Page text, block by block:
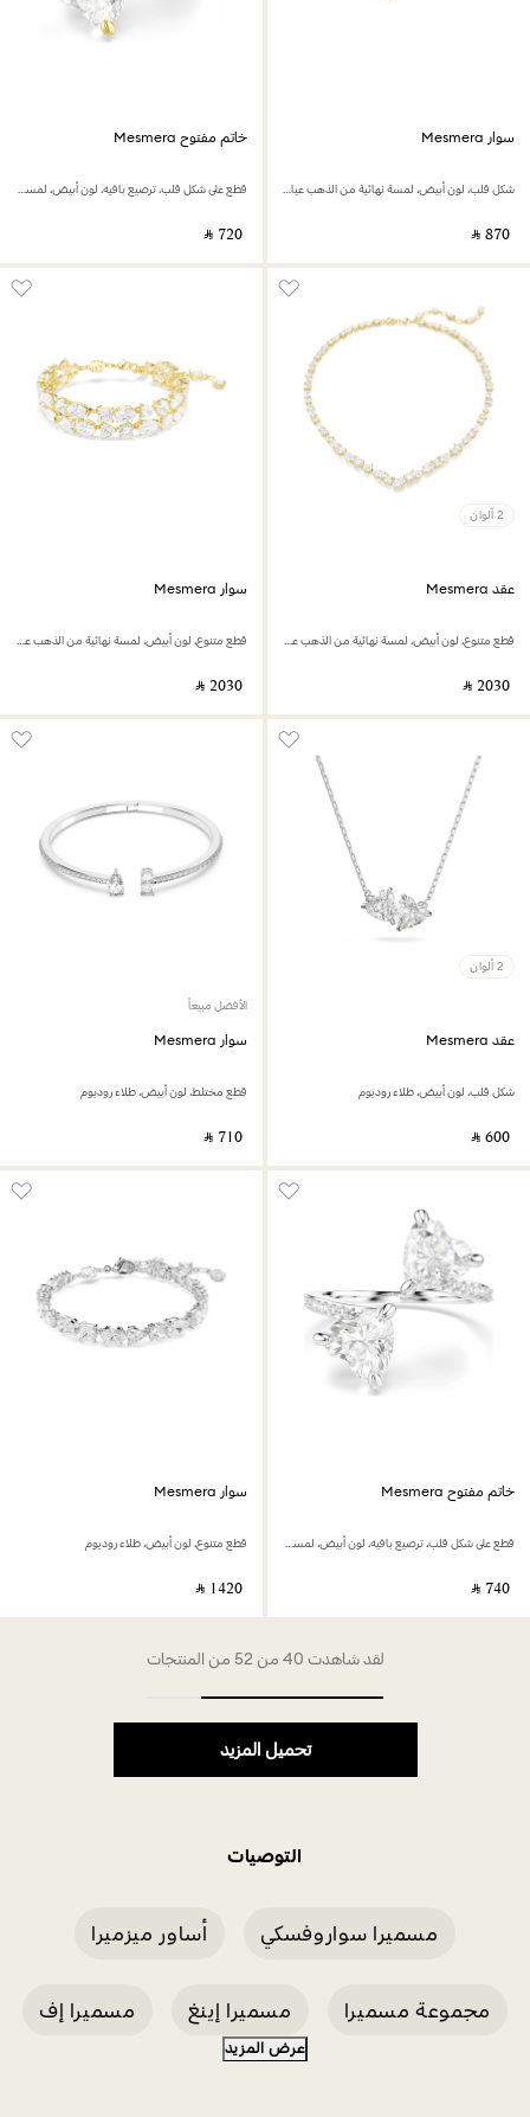
سوار Mesmera
شكل قلب، لون أبيض، لمسة نهائية من الذهب عيار 18 قيراط
‎ ⃁ ⁦870⁩ ‎
خاتم مفتوح Mesmera
قطع على شكل قلب، ترصيع بافيه، لون أبيض، لمسة نهائية من الذهب عيار 18 قيراط
‎ ⃁ ⁦720⁩ ‎
2 ألوان
عقد Mesmera
قطع متنوع، لون أبيض، لمسة نهائية من الذهب عيار 18 قيراط
‎ ⃁ ⁦2030⁩ ‎
سوار Mesmera
قطع متنوع، لون أبيض، لمسة نهائية من الذهب عيار 18 قيراط
‎ ⃁ ⁦2030⁩ ‎
2 ألوان
عقد Mesmera
شكل قلب، لون أبيض، طلاء روديوم
‎ ⃁ ⁦600⁩ ‎
الأفضل مبيعاً
سوار Mesmera
قطع مختلط، لون أبيض، طلاء روديوم
‎ ⃁ ⁦710⁩ ‎
خاتم مفتوح Mesmera
قطع على شكل قلب، ترصيع بافيه، لون أبيض، لمسة نهائية باللون الفضي
‎ ⃁ ⁦740⁩ ‎
سوار Mesmera
قطع متنوع، لون أبيض، طلاء روديوم
‎ ⃁ ⁦1420⁩ ‎
لقد شاهدت 40 من 52 من المنتجات
تحميل المزيد
التوصيات
مسميرا سواروفسكي أساور ميزميرا
مجموعة مسميرا مسميرا إينغ مسميرا إف
عرض المزيد